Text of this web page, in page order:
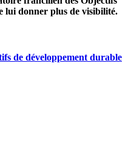
lui donner plus de visibilité.
de développement durable